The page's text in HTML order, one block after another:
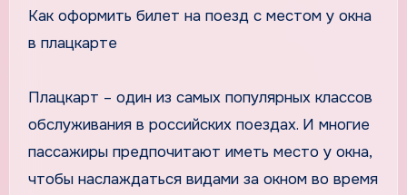
Как оформить билет на поезд с местом у окна
в плацкарте
Плацкарт – один из самых популярных классов
обслуживания в российских поездах. И многие
пассажиры предпочитают иметь место у окна,
чтобы наслаждаться видами за окном во время